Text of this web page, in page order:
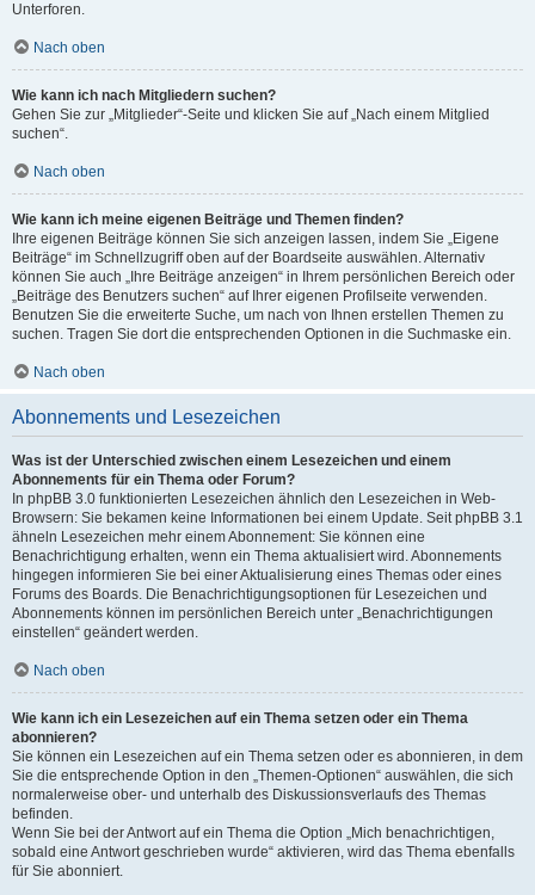
Unterforen.
Nach oben
Wie kann ich nach Mitgliedern suchen?
Gehen Sie zur „Mitglieder“-Seite und klicken Sie auf „Nach einem Mitglied
suchen“.
Nach oben
Wie kann ich meine eigenen Beiträge und Themen finden?
Ihre eigenen Beiträge können Sie sich anzeigen lassen, indem Sie „Eigene
Beiträge“ im Schnellzugriff oben auf der Boardseite auswählen. Alternativ
können Sie auch „Ihre Beiträge anzeigen“ in Ihrem persönlichen Bereich oder
„Beiträge des Benutzers suchen“ auf Ihrer eigenen Profilseite verwenden.
Benutzen Sie die erweiterte Suche, um nach von Ihnen erstellen Themen zu
suchen. Tragen Sie dort die entsprechenden Optionen in die Suchmaske ein.
Nach oben
Abonnements und Lesezeichen
Was ist der Unterschied zwischen einem Lesezeichen und einem
Abonnements für ein Thema oder Forum?
In phpBB 3.0 funktionierten Lesezeichen ähnlich den Lesezeichen in Web-
Browsern: Sie bekamen keine Informationen bei einem Update. Seit phpBB 3.1
ähneln Lesezeichen mehr einem Abonnement: Sie können eine
Benachrichtigung erhalten, wenn ein Thema aktualisiert wird. Abonnements
hingegen informieren Sie bei einer Aktualisierung eines Themas oder eines
Forums des Boards. Die Benachrichtigungsoptionen für Lesezeichen und
Abonnements können im persönlichen Bereich unter „Benachrichtigungen
einstellen“ geändert werden.
Nach oben
Wie kann ich ein Lesezeichen auf ein Thema setzen oder ein Thema
abonnieren?
Sie können ein Lesezeichen auf ein Thema setzen oder es abonnieren, in dem
Sie die entsprechende Option in den „Themen-Optionen“ auswählen, die sich
normalerweise ober- und unterhalb des Diskussionsverlaufs des Themas
befinden.
Wenn Sie bei der Antwort auf ein Thema die Option „Mich benachrichtigen,
sobald eine Antwort geschrieben wurde“ aktivieren, wird das Thema ebenfalls
für Sie abonniert.